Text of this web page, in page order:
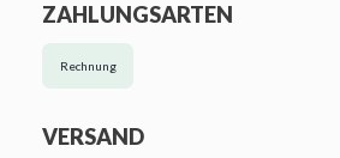
ZAHLUNGSARTEN
Rechnung
VERSAND